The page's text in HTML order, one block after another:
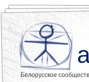
Белорусское